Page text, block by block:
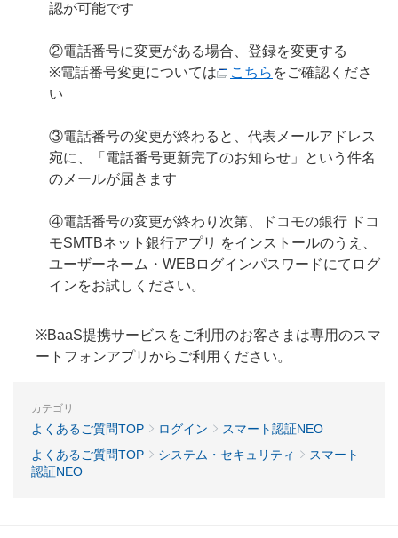
認が可能です
②電話番号に変更がある場合、登録を変更する
※電話番号変更については
こちら をご確認くださ
い
③電話番号の変更が終わると、代表メールアドレス
宛に、「電話番号更新完了のお知らせ」という件名
のメールが届きます
④電話番号の変更が終わり次第、ドコモの銀行 ドコ
モSMTBネット銀行アプリ をインストールのうえ、
ユーザーネーム・WEBログインパスワードにてログ
インをお試しください。
※BaaS提携サービスをご利用のお客さまは専用のスマ
ートフォンアプリからご利用ください。
カテゴリ
よくあるご質問TOP ログイン
スマート認証NEO
よくあるご質問TOP
システム・セキュリティ
スマート
認証NEO